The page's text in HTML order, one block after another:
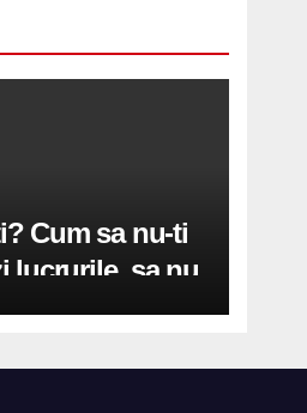
Cum sa nu-ti
lucrurile, sa nu
sau sa